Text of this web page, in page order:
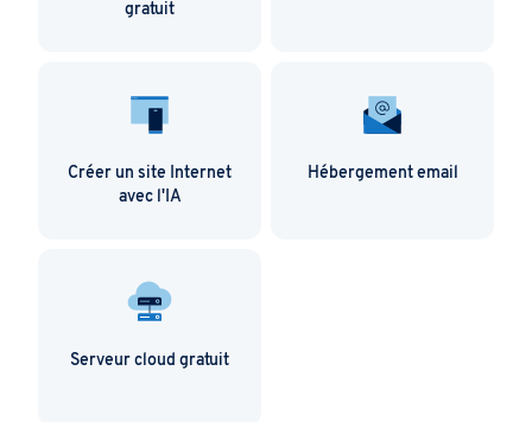
gratuit
Créer un site Internet
avec l'IA
Hébergement email
Serveur cloud gratuit